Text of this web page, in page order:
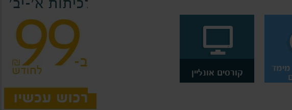
מימד
קורסים אונליין